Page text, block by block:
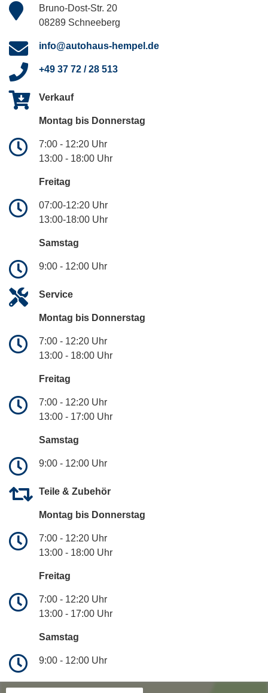
Bruno-Dost-Str. 20
08289 Schneeberg
info@autohaus-hempel.de
+49 37 72 / 28 513
Verkauf
Montag bis Donnerstag
7:00 - 12:20 Uhr
13:00 - 18:00 Uhr
Freitag
07:00-12:20 Uhr
13:00-18:00 Uhr
Samstag
9:00 - 12:00 Uhr
Service
Montag bis Donnerstag
7:00 - 12:20 Uhr
13:00 - 18:00 Uhr
Freitag
7:00 - 12:20 Uhr
13:00 - 17:00 Uhr
Samstag
9:00 - 12:00 Uhr
Teile & Zubehör
Montag bis Donnerstag
7:00 - 12:20 Uhr
13:00 - 18:00 Uhr
Freitag
7:00 - 12:20 Uhr
13:00 - 17:00 Uhr
Samstag
9:00 - 12:00 Uhr